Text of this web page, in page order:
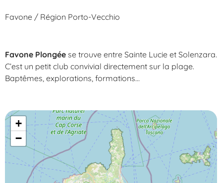
Favone / Région Porto-Vecchio
Favone Plongée se trouve entre Sainte Lucie et Solenzara.
C’est un petit club convivial directement sur la plage.
Baptêmes, explorations, formations…
+
−